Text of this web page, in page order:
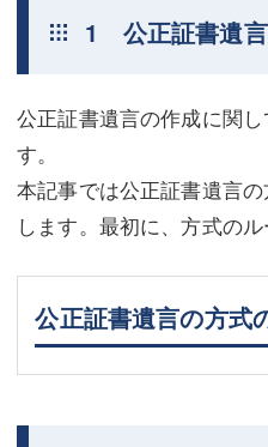
マスコミ取材・実績
東京事務所 (新宿・四谷)
川口事務所（埼玉県川口市
埼玉事務所 (さいたま市)
お問い合せフォーム
1 公正証書遺言
公正証書遺言の作成に関
す。
本記事では公正証書遺言
します。最初に、方式の
公正証書遺言の方式